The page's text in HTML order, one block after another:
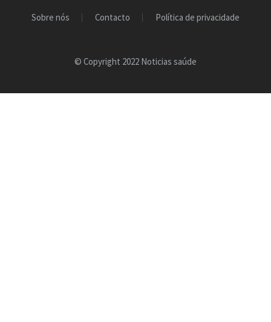
Sobre nós Contacto Política de privacidade
© Copyright 2022 Noticias saúde